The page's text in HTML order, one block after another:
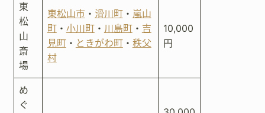
東
松
山
斎
場
東松山市・ 滑川町・ 嵐山
町・ 小川町・ 川島町・ 吉
見町・ ときがわ町・ 秩父
村
10,000
円
め
ぐ